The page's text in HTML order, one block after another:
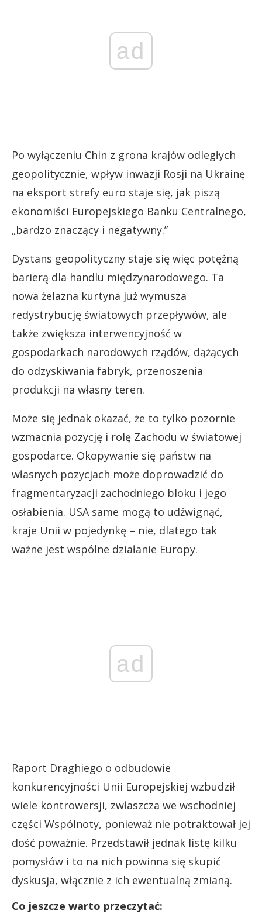
ad
Po wyłączeniu Chin z grona krajów odległych
geopolitycznie, wpływ inwazji Rosji na Ukrainę
na eksport strefy euro staje się, jak piszą
ekonomiści Europejskiego Banku Centralnego,
„bardzo znaczący i negatywny.”
Dystans geopolityczny staje się więc potężną
barierą dla handlu międzynarodowego. Ta
nowa żelazna kurtyna już wymusza
redystrybucję światowych przepływów, ale
także zwiększa interwencyjność w
gospodarkach narodowych rządów, dążących
do odzyskiwania fabryk, przenoszenia
produkcji na własny teren.
Może się jednak okazać, że to tylko pozornie
wzmacnia pozycję i rolę Zachodu w światowej
gospodarce. Okopywanie się państw na
własnych pozycjach może doprowadzić do
fragmentaryzacji zachodniego bloku i jego
osłabienia. USA same mogą to udźwignąć,
kraje Unii w pojedynkę – nie, dlatego tak
ważne jest wspólne działanie Europy.
ad
Raport Draghiego o odbudowie
konkurencyjności Unii Europejskiej wzbudził
wiele kontrowersji, zwłaszcza we wschodniej
części Wspólnoty, ponieważ nie potraktował jej
dość poważnie. Przedstawił jednak listę kilku
pomysłów i to na nich powinna się skupić
dyskusja, włącznie z ich ewentualną zmianą.
Co jeszcze warto przeczytać: